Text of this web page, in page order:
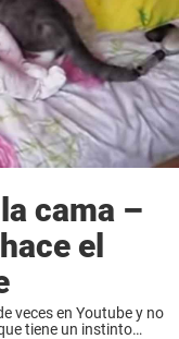
cama –
el
veces en Youtube y no
tiene un instinto